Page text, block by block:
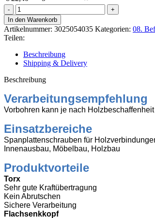
R2
plus
Spanpl.
Senkk.
TX20
4,0x35mm
TG
vz
Stk
Menge
In den Warenkorb
Artikelnummer: 3025054035 Kategorien: 08.
Teilen:
Beschreibung
Shipping & Delivery
Beschreibung
Verarbeitungsempfehlung
Vorbohren kann je nach
Einsatzbereiche
Spanplattenschrauben für
Innenausbau, Möbelbau, Holzbau
Produktvorteile
Torx
Sehr gute Kraftübertragung
Kein Abrutschen
Sichere Verarbeitung
Flachsenkkopf